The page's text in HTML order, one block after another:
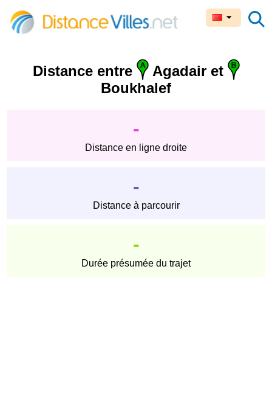
Distance entre
Agadair et
Boukhalef
-
Distance en ligne droite
-
Distance à parcourir
-
Durée présumée du trajet